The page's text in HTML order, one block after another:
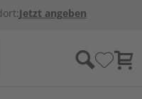
Jetzt angeben